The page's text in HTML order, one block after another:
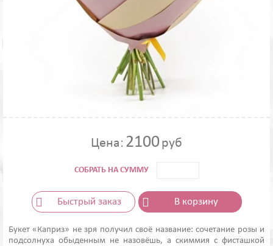
Цена: 2100руб
СОБРАТЬ НА СУММУ
Быстрый заказ В корзину
Букет «Каприз» не зря получил своё название: сочетание розы и
подсолнуха обыденным не назовёшь, а скиммия с фисташкой